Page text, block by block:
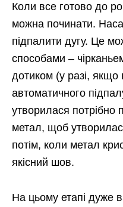
Коли все готово до
можна починати.
підпалити дугу. Це
способами –
дотиком (у разі, якщо
автоматичного
утворилася потрібно
метал, щоб
потім, коли метал
якісний шов.
На цьому етапі дуже